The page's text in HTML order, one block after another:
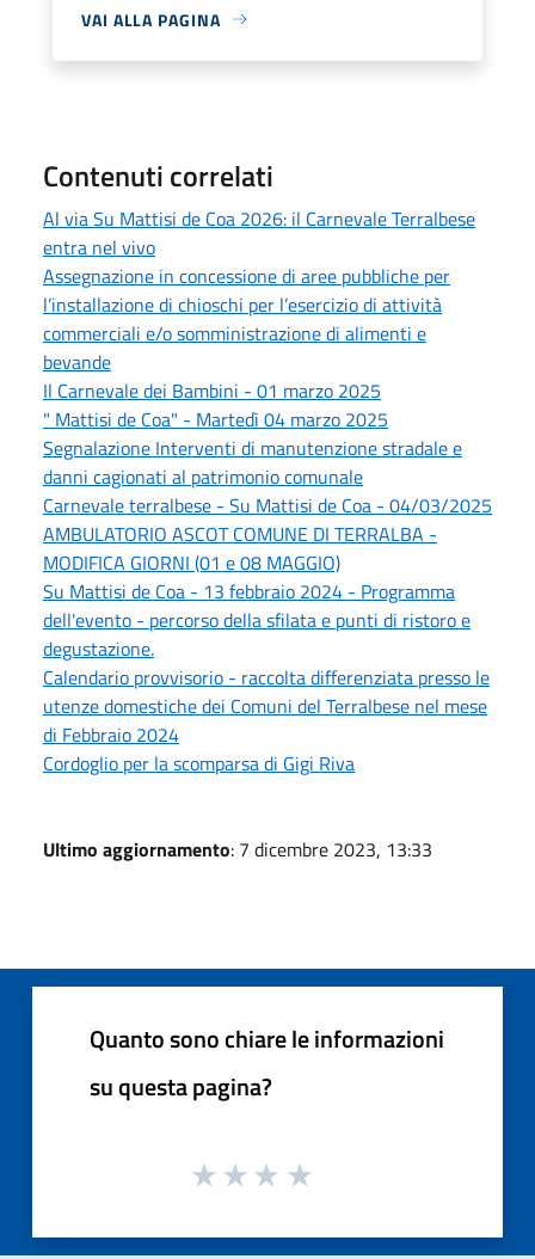
VAI ALLA PAGINA
Contenuti correlati
Al via Su Mattisi de Coa 2026: il Carnevale Terralbese
entra nel vivo
Assegnazione in concessione di aree pubbliche per
l’installazione di chioschi per l’esercizio di attività
commerciali e/o somministrazione di alimenti e
bevande
Il Carnevale dei Bambini - 01 marzo 2025
" Mattisi de Coa" - Martedì 04 marzo 2025
Segnalazione Interventi di manutenzione stradale e
danni cagionati al patrimonio comunale
Carnevale terralbese - Su Mattisi de Coa - 04/03/2025
AMBULATORIO ASCOT COMUNE DI TERRALBA -
MODIFICA GIORNI (01 e 08 MAGGIO)
Su Mattisi de Coa - 13 febbraio 2024 - Programma
dell'evento - percorso della sfilata e punti di ristoro e
degustazione.
Calendario provvisorio - raccolta differenziata presso le
utenze domestiche dei Comuni del Terralbese nel mese
di Febbraio 2024
Cordoglio per la scomparsa di Gigi Riva
Ultimo aggiornamento: 7 dicembre 2023, 13:33
Quanto sono chiare le informazioni
su questa pagina?